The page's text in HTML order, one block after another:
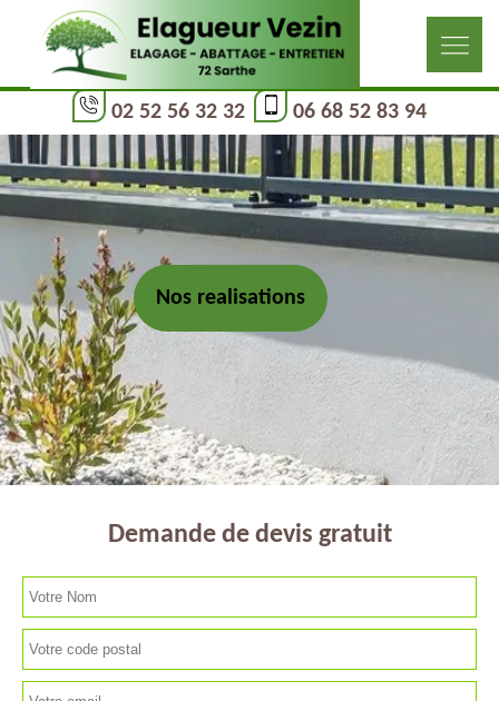
02 52 56 32 32 06 68 52 83 94
Nos realisations
Demande de devis gratuit